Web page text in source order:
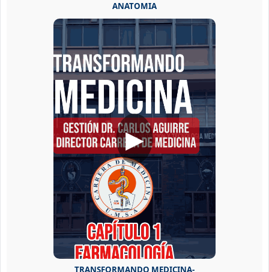
ANATOMIA
TRANSFORMANDO MEDICINA-